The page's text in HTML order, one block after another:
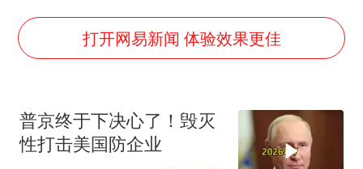
台风白海豚最新路径研判来了
OpenAI为免费用户升级GPT-5.6 Luna
我国编制完成新版全月地质图
“深圳地面沉降致车辆损坏”不实
打开网易新闻 体验效果更佳
普京终于下决心了！毁灭
性打击美国防企业